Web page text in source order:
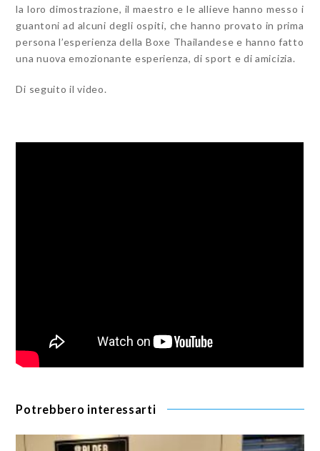
la loro dimostrazione, il maestro e le allieve hanno messo i
guantoni ad alcuni degli ospiti, che hanno provato in prima
persona l’esperienza della Boxe Thailandese e hanno fatto
una nuova emozionante esperienza, di sport e di amicizia.
Di seguito il video.
Potrebbero interessarti